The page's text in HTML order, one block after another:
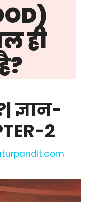
ही
ज्ञान-
2